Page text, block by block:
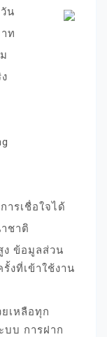
น
ท
รเชื่อใจได้
ชาติ
ง ข้อมูลส่วน
งที่เข้าใช้งาน
เหลือทุก
บบ การฝาก